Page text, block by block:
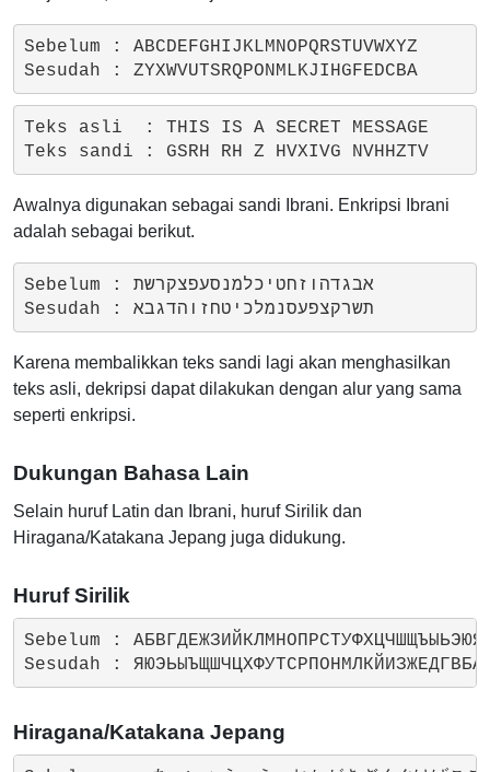
Sebelum : ABCDEFGHIJKLMNOPQRSTUVWXYZ
Teks asli  : THIS IS A SECRET MESSAGE
Awalnya digunakan sebagai sandi Ibrani. Enkripsi Ibrani
adalah sebagai berikut.
Sebelum : אבגדהוזחטיכלמנסעפצקרשת
Karena membalikkan teks sandi lagi akan menghasilkan
teks asli, dekripsi dapat dilakukan dengan alur yang sama
seperti enkripsi.
Dukungan Bahasa Lain
Selain huruf Latin dan Ibrani, huruf Sirilik dan
Hiragana/Katakana Jepang juga didukung.
Huruf Sirilik
Sebelum : АБВГДЕЖЗИЙКЛМНОПРСТУФХЦЧШЩЪЫЬЭЮЯ
Hiragana/Katakana Jepang